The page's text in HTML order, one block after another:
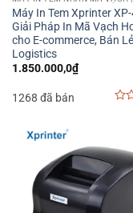
Máy In Tem Xprinter
Giải Pháp In Mã Vạch
cho E-commerce, Bán
Logistics
1.850.000,0₫
1268 đã bán